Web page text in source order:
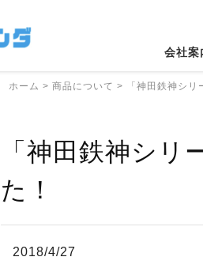
会社案
ホーム > 商品について > 「神田鉄神シ
「神田鉄神シリ
た！
2018/4/27